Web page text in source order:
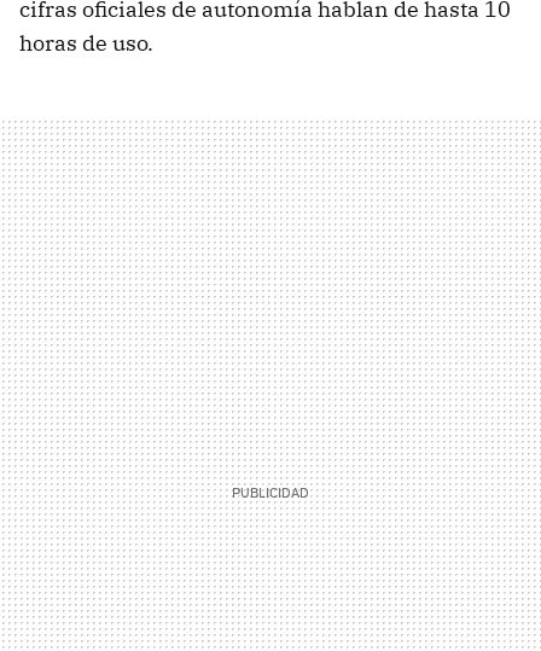
cifras oficiales de autonomía hablan de hasta 10
horas de uso.